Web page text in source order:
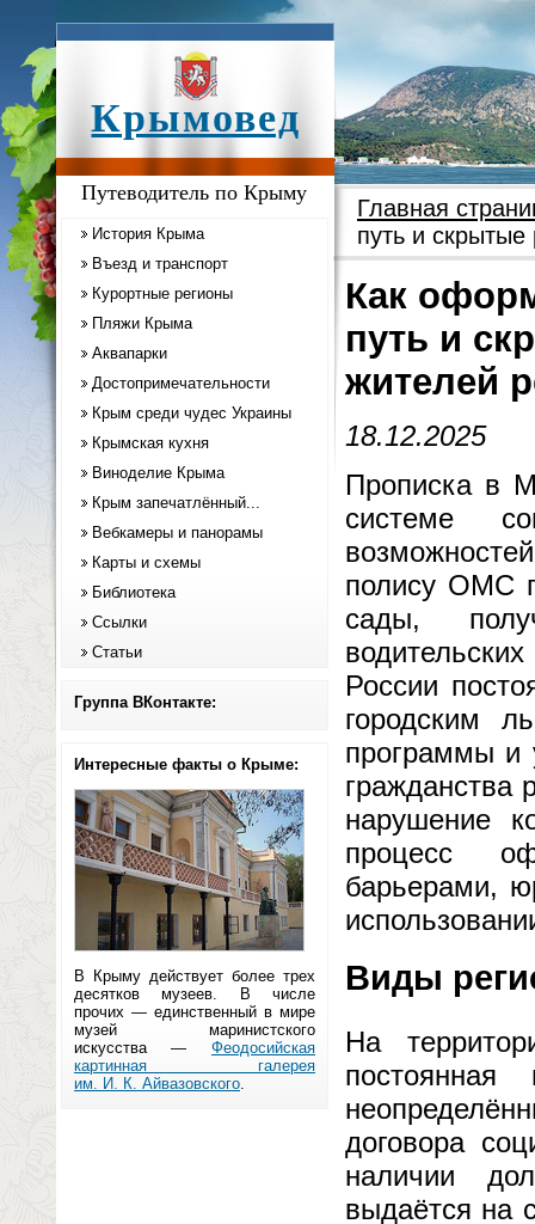
Крымовед
Путеводитель по Крыму
История Крыма
Въезд и транспорт
Курортные регионы
Пляжи Крыма
Аквапарки
Достопримечательности
Крым среди чудес Украины
Крымская кухня
Виноделие Крыма
Крым запечатлённый...
Вебкамеры и панорамы
Карты и схемы
Библиотека
Ссылки
Статьи
Группа ВКонтакте:
Интересные факты о Крыме:
В Крыму действует более трех
десятков музеев. В числе
прочих — единственный в мире
музей маринистского
искусства — Феодосийская
картинная галерея
им. И. К. Айвазовского.
Главная
путь и скрытые
Как
путь и
жителей
18.12.2025
Прописка в
системе
полису ОМС
сады,
России
городским
программы и
гражданства
нарушение
процесс
барьерами,
Виды
На
договора
наличии
выдаётся на